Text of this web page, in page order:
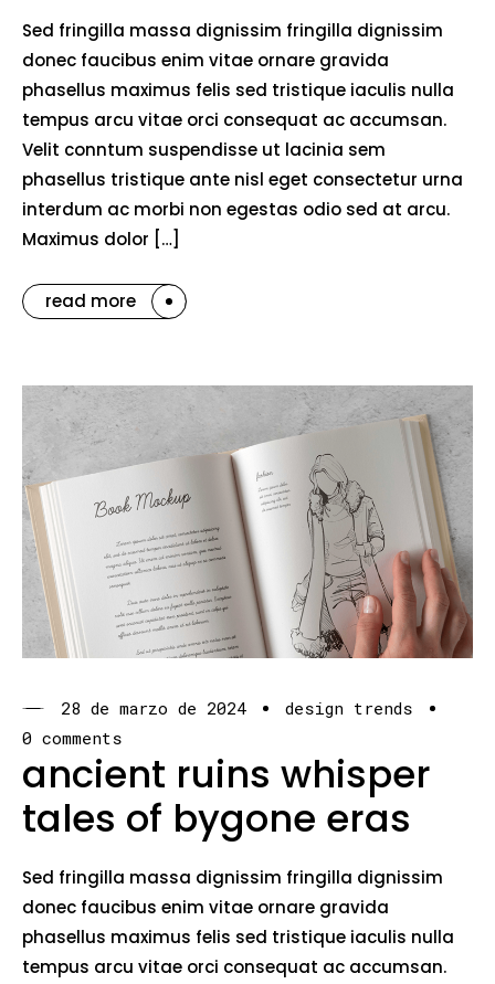
Sed fringilla massa dignissim fringilla dignissim
donec faucibus enim vitae ornare gravida
phasellus maximus felis sed tristique iaculis nulla
tempus arcu vitae orci consequat ac accumsan.
Velit conntum suspendisse ut lacinia sem
phasellus tristique ante nisl eget consectetur urna
interdum ac morbi non egestas odio sed at arcu.
Maximus dolor […]
read more
28 de marzo de 2024
design trends
0 comments
ancient ruins whisper
tales of bygone eras
Sed fringilla massa dignissim fringilla dignissim
donec faucibus enim vitae ornare gravida
phasellus maximus felis sed tristique iaculis nulla
tempus arcu vitae orci consequat ac accumsan.